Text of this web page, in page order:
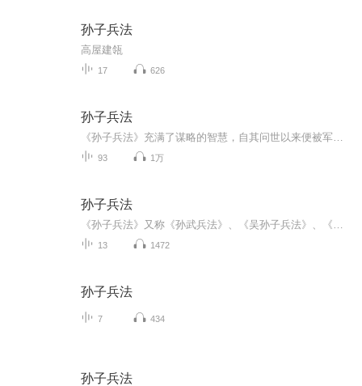
孙子兵法
高屋建瓴
17 626
孙子兵法
93 1万
孙子兵法
13 1472
孙子兵法
7 434
孙子兵法